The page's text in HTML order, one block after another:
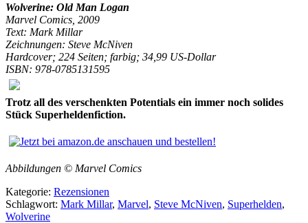
Wolverine: Old Man Logan
Marvel Comics, 2009
Text: Mark Millar
Zeichnungen: Steve McNiven
Hardcover; 224 Seiten; farbig; 34,99 US-Dollar
ISBN: 978-0785131595
Trotz all des verschenkten Potentials ein immer noch solides
Stück Superheldenfiction.
Abbildungen © Marvel Comics
Kategorie: Rezensionen
Schlagwort: Mark Millar, Marvel, Steve McNiven, Superhelden,
Wolverine